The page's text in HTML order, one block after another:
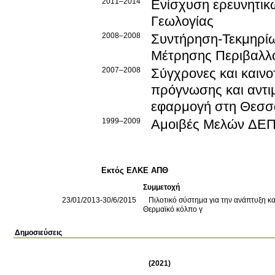
Ενίσχυση
Γεωλογίας
2008–2008
Συντήρηση-
Μέτρησης
2007–2008
Σύγχρονες και
πρόγνωσης και
εφαρμογή στη
1999–2009 Αμοιβές Μελών
Εκτός ΕΛΚΕ ΑΠΘ
Συμμετοχή
23/01/2013-30/6/2015
Πιλοτικό σύστημα για την ανάπτυξη
Θερμαϊκό κόλπο γ
Δημοσιεύσεις
(2021)